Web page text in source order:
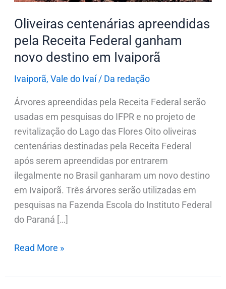
Oliveiras centenárias apreendidas
pela Receita Federal ganham
novo destino em Ivaiporã
Ivaiporã, Vale do Ivaí/ Da redação
Árvores apreendidas pela Receita Federal serão
usadas em pesquisas do IFPR e no projeto de
revitalização do Lago das Flores Oito oliveiras
centenárias destinadas pela Receita Federal
após serem apreendidas por entrarem
ilegalmente no Brasil ganharam um novo destino
em Ivaiporã. Três árvores serão utilizadas em
pesquisas na Fazenda Escola do Instituto Federal
do Paraná […]
em
Ivaiporã
Read More »